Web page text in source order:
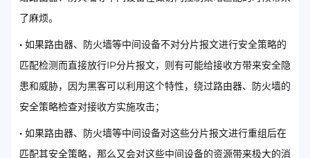
了麻烦。
· 如果路由器、防火墙等中间设备不对分片报文进行安全策略的
匹配检测而直接放行IP分片报文，则有可能给接收方带来安全隐
患和威胁，因为黑客可以利用这个特性，绕过路由器、防火墙的
安全策略检查对接收方实施攻击；
· 如果路由器、防火墙等中间设备对这些分片报文进行重组后在
匹配其安全策略，那么又会对这些中间设备的资源带来极大的消